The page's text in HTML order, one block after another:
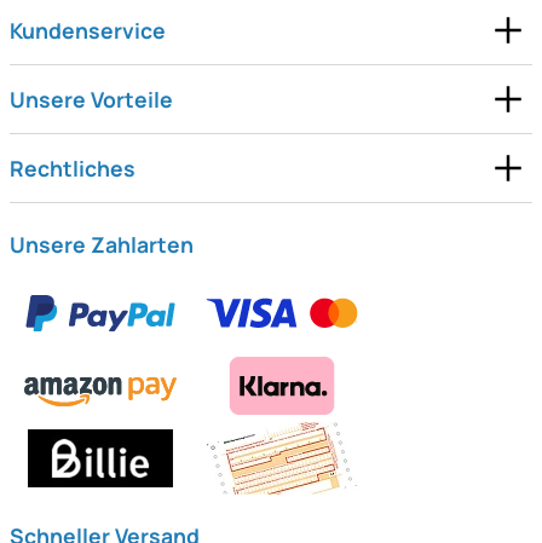
Kundenservice
Unsere Vorteile
Rechtliches
Unsere Zahlarten
Schneller Versand